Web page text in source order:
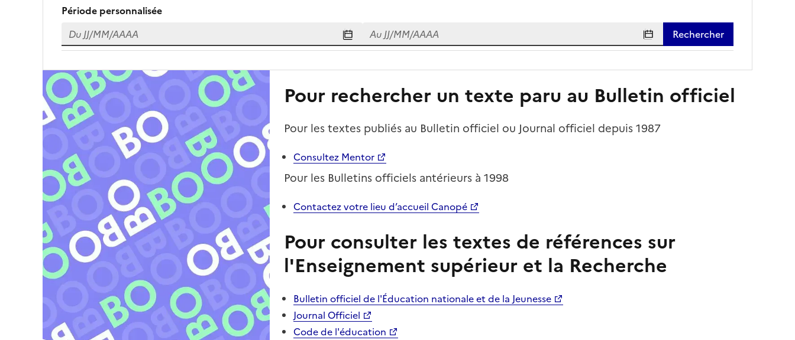
Résultats de recherche d'un bulletin officiel
Période personnalisée
Du
Du JJ/MM/AAAA Au
Au JJ/MM/AAAA
Fichier
Pour rechercher un texte paru au Bulletin officiel
Pour les textes publiés au Bulletin officiel ou Journal officiel depuis 1987
Consultez Mentor
Pour les Bulletins officiels antérieurs à 1998
Contactez votre lieu d’accueil Canopé
Pour consulter les textes de références sur
l'Enseignement supérieur et la Recherche
Bulletin officiel de l'Éducation nationale et de la Jeunesse
Journal Officiel
Code de l'éducation